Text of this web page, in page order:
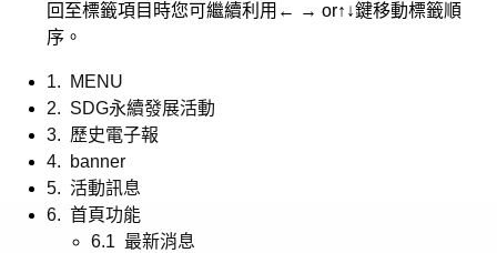
回至標籤項目時您可繼續利用← → or↑↓鍵移動標籤順
序。
1. MENU
2. SDG永續發展活動
3. 歷史電子報
4. banner
5. 活動訊息
6. 首頁功能
6.1 最新消息